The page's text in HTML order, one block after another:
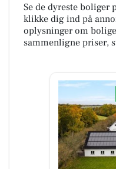
Se de dyreste boliger
klikke dig ind på
oplysninger om
sammenligne priser,